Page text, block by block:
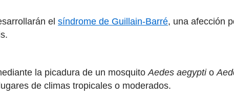
el síndrome de Guillain-Barré, una afección
la picadura de un mosquito Aedes aegyptio
de climas tropicales o moderados.